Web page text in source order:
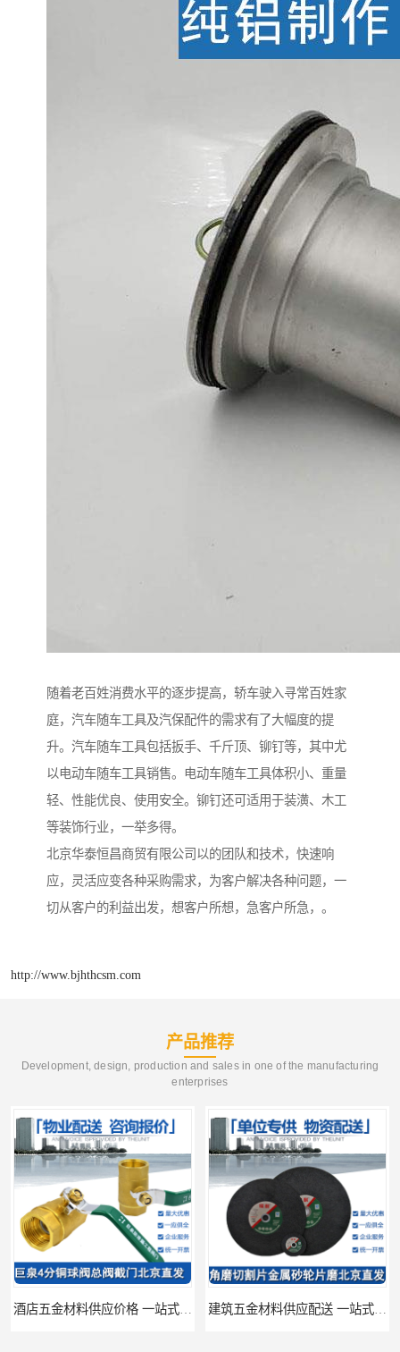
随着老百姓消费水平的逐步提高，轿车驶入寻常百姓家
庭，汽车随车工具及汽保配件的需求有了大幅度的提
升。汽车随车工具包括扳手、千斤顶、铆钉等，其中尤
以电动车随车工具销售。电动车随车工具体积小、重量
轻、性能优良、使用安全。铆钉还可适用于装潢、木工
等装饰行业，一举多得。
北京华泰恒昌商贸有限公司以的团队和技术，快速响
应，灵活应变各种采购需求，为客户解决各种问题，一
切从客户的利益出发，想客户所想，急客户所急，。
http://www.bjhthcsm.com
产品推荐
Development, design, production and sales in one of the manufacturing
enterprises